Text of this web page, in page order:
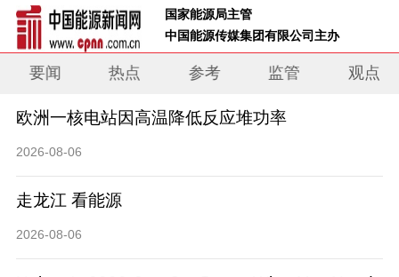
国家能源局主管
中国能源传媒集团有限公司主办
要闻 热点 参考 监管 观点
欧洲一核电站因高温降低反应堆功率
2026-08-06
走龙江 看能源
2026-08-06